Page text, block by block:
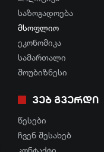
ასტროლოგია
ფაქტები
მსოფლიო
ეკონომიკა
სამართალი
შოუბიზნესი
საზოგადოება
მსოფლიო
ეკონომიკა
სამართალი
შოუბიზნესი
ვებ გვერდი
წესები
ჩვენ შესახებ
კონტაქტი